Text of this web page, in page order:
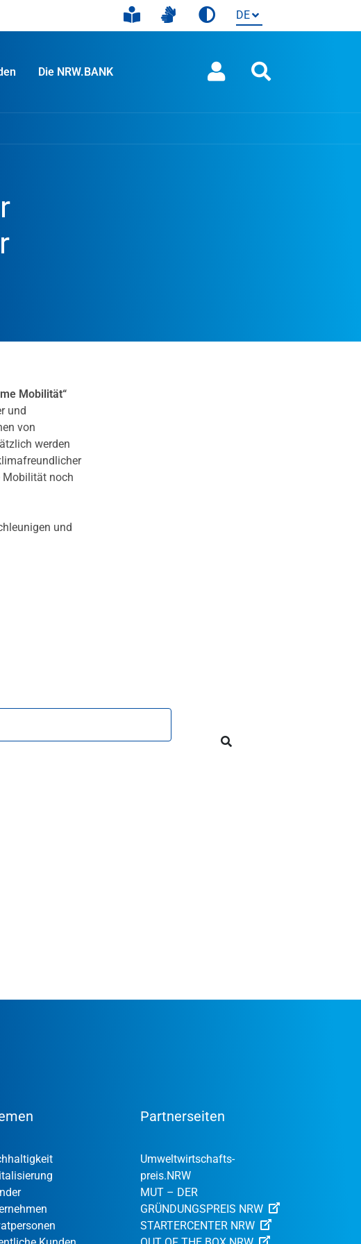
Die NRW.BANK
Mobilität“
und
von
werden
Mobilität noch
und
Partnerseiten
Umweltwirtschafts­
preis.NRW
MUT – DER
GRÜNDUNGSPREIS NRW
STARTERCENTER NRW